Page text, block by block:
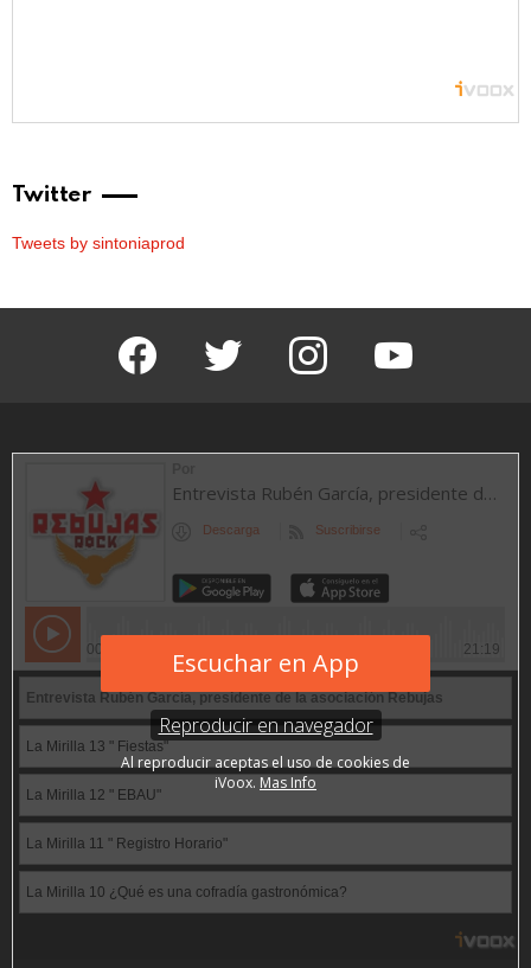
Twitter
Tweets by sintoniaprod
facebook twitter instagram